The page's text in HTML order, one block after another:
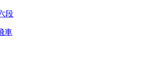
段
車